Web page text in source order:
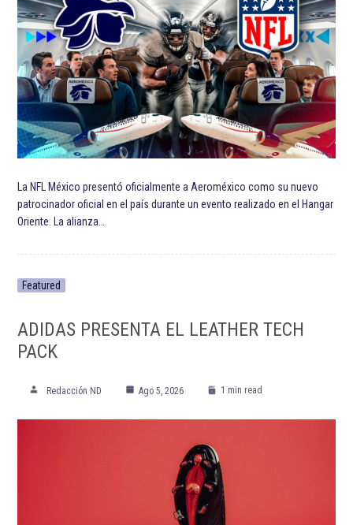
La NFL México presentó oficialmente a Aeroméxico como su nuevo
patrocinador oficial en el país durante un evento realizado en el Hangar
Oriente. La alianza…
Featured
ADIDAS PRESENTA EL LEATHER TECH
PACK
Redacción ND Ago 5, 2026 1 min read